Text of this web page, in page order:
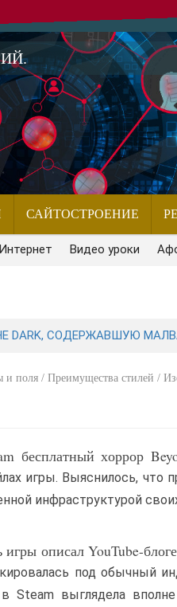
САЙТОСТРОЕНИЕ
Видео уроки
DARK, СОДЕРЖАВШУЮ
и поля / Преимущества стилей /
бесплатный хоррор
игры. Выяснилось, что
инфраструктурой
описал YouTube-
под обычный
Steam выглядела